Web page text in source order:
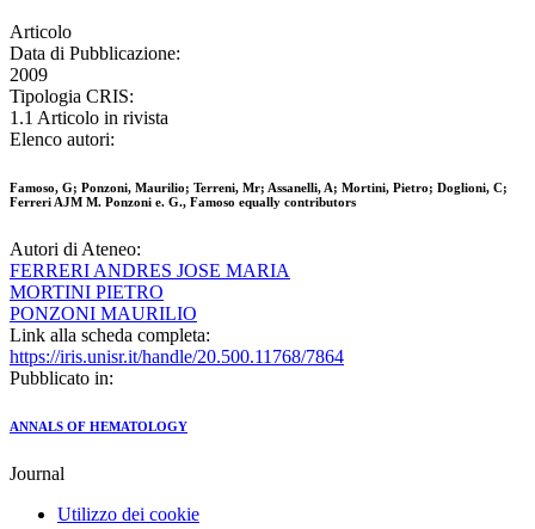
Articolo
Data di Pubblicazione:
2009
Tipologia CRIS:
1.1 Articolo in rivista
Elenco autori:
Famoso, G; Ponzoni, Maurilio; Terreni, Mr; Assanelli, A; Mortini, Pietro; Doglioni, C;
Ferreri AJM M. Ponzoni e. G., Famoso equally contributors
Autori di Ateneo:
FERRERI ANDRES JOSE MARIA
MORTINI PIETRO
PONZONI MAURILIO
Link alla scheda completa:
https://iris.unisr.it/handle/20.500.11768/7864
Pubblicato in:
ANNALS OF HEMATOLOGY
Journal
Utilizzo dei cookie